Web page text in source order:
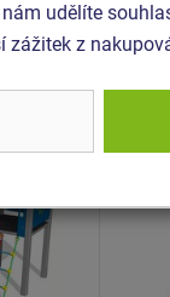
-
udělíte
zážitek z